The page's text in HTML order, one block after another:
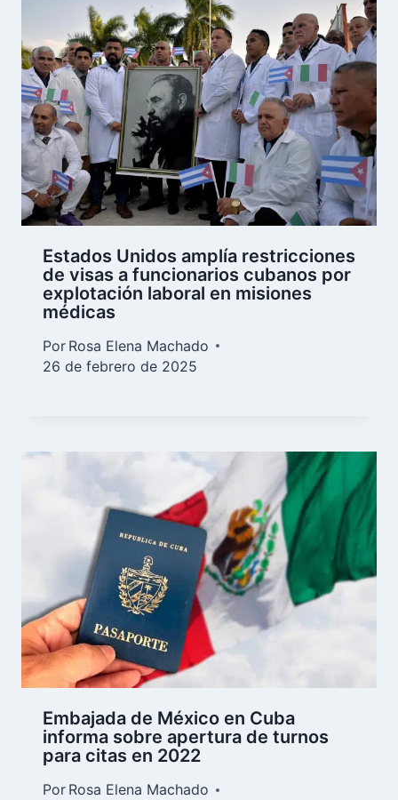
Estados Unidos amplía restricciones
de visas a funcionarios cubanos por
explotación laboral en misiones
médicas
Por Rosa Elena Machado
26 de febrero de 2025
Embajada de México en Cuba
informa sobre apertura de turnos
para citas en 2022
Por Rosa Elena Machado